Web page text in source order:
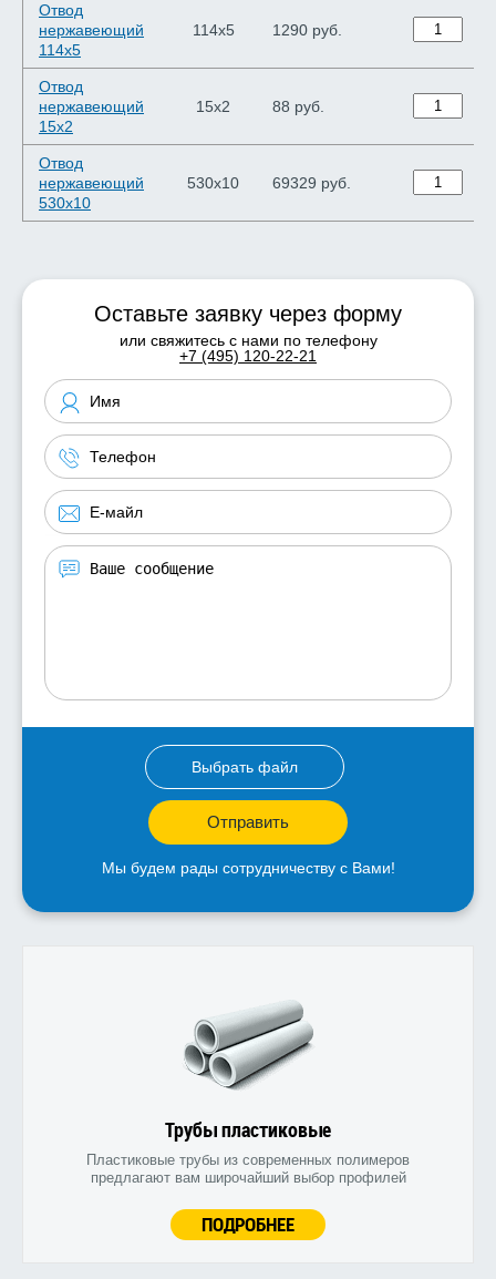
Отвод
нержавеющий
114х5
114х5 1290 руб.
Отвод
нержавеющий
15х2
15х2 88 руб.
Отвод
нержавеющий
530х10
530х10 69329 руб.
Оставьте заявку через форму
или свяжитесь с нами по телефону
+7 (495) 120-22-21
Выбрать файл
Отправить
Мы будем рады сотрудничеству с Вами!
Трубы пластиковые
Пластиковые трубы из современных полимеров
предлагают вам широчайший выбор профилей
ПОДРОБНЕЕ